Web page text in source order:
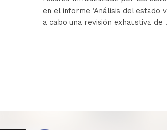
en el informe ‘Análisis del estado
a cabo una revisión exhaustiva de